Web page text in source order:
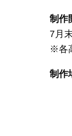
制作
7月
※各
制作